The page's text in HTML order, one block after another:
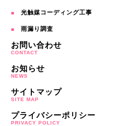
光触媒コーディング工事
雨漏り調査
お問い合わせ
CONTACT
お知らせ
NEWS
サイトマップ
SITE MAP
プライバシーポリシー
PRIVACY POLICY